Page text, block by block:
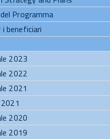
Programma
i beneficiari
2023
2022
2021
2020
2019